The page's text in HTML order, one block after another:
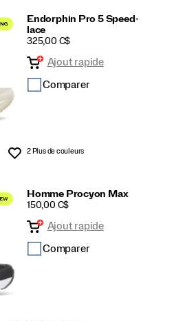
Endorphin Pro 5 Speed-
lace
PRICE
325,00 C$
Liste de souhaits
Ajout rapide
Comparer
2 Plus de couleurs
Homme Procyon Max
PRICE
150,00 C$
Ajout rapide
Comparer